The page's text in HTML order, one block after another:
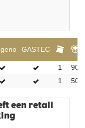
GASTEC
1
90
1 50
een retail